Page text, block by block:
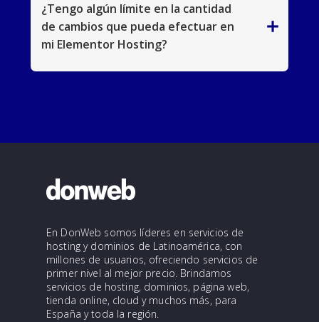
¿Tengo algún límite en la cantidad
de cambios que pueda efectuar en
mi Elementor Hosting?
add
En DonWeb somos líderes en servicios de
hosting y dominios de Latinoamérica, con
millones de usuarios, ofreciendo servicios de
primer nivel al mejor precio. Brindamos
servicios de hosting, dominios, página web,
tienda online, cloud y muchos más, para
España y toda la región.